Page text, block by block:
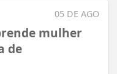
05 DE AGO
mulher
de